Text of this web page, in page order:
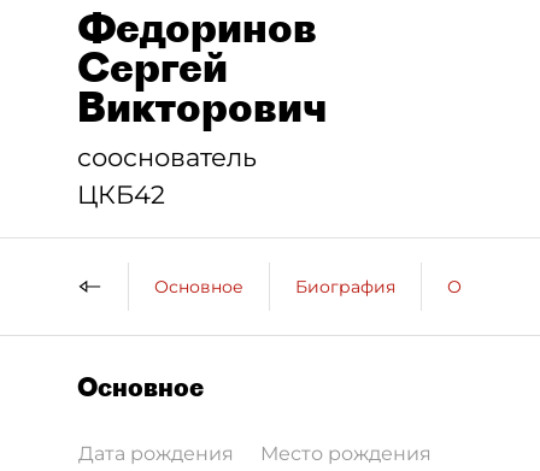
Федоринов
Сергей
Викторович
сооснователь
ЦКБ42
Основное Биография
Основное
Дата рождения Место рождения